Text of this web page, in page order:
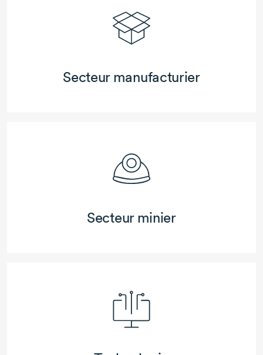
Secteur manufacturier
Secteur minier